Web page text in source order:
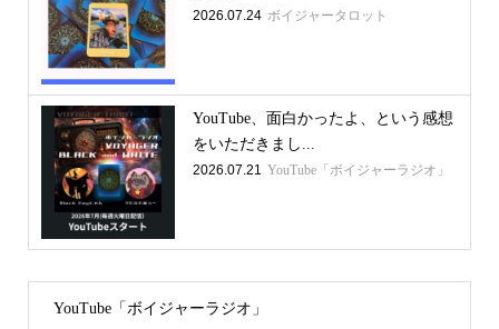
2026.07.24 ボイジャータロット
YouTube、面白かったよ、という感想
をいただきまし...
2026.07.21 YouTube「ボイジャーラジオ」
YouTube「ボイジャーラジオ」